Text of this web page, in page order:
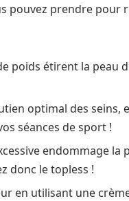
pouvez prendre pour
poids étirent la peau
optimal des seins,
séances de sport !
endommage la
donc le topless !
en utilisant une